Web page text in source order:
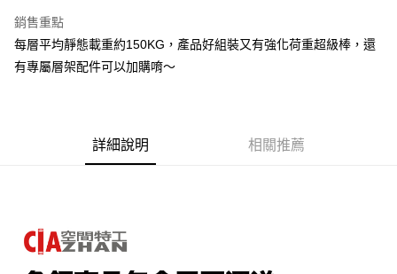
元大商業銀行
台新國際商業銀行
中國信託商業銀行
台灣樂天信用卡公司
聯邦商業銀行
元大商業銀行
永豐商業銀行
玉山商業銀行
Google Pay
全盈+PAY
1.本服務由台灣大哥大提供，台灣大哥大用戶可立即使用無須另外申請。
2.付款方式選擇「大哥付你分期」，訂單成立後會自動跳轉到大哥付的交易
流程，驗證手機門號後，選擇欲分期的期數、繳款截止日，確認付款後即完
消。如遇「轉專審核」未通過狀況，表示未達大哥付你分期系統評分，恕無
法說明評估內容。
２．便利：只要手機號碼，簡訊認證，即可結帳。
３．安心：先確認商品／服務後，再付款。
宅配/貨運（特殊地區下單前請先確認運費是否需加價）
每筆NT$130，滿NT$699(含以上)免運費
銷售重點
每層平均靜態載重約150KG，產品好組裝又有強化荷重超級棒，還
有專屬層架配件可以加購唷～
詳細說明 相關推薦